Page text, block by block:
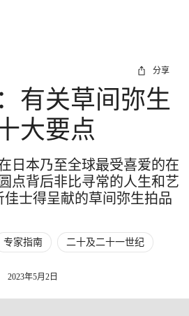
分享
有关草间弥生
大要点
日本乃至全球最受喜爱的在
点背后非比寻常的人生和艺
士得呈献的草间弥生拍品
专家指南 二十及二十一世纪
2023年5月2日